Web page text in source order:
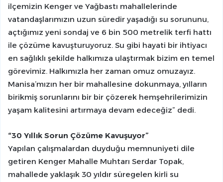
ilçemizin Kenger ve Yağbastı mahallelerinde
vatandaşlarımızın uzun süredir yaşadığı su sorununu,
açtığımız yeni sondaj ve 6 bin 500 metrelik terfi hattı
ile çözüme kavuşturuyoruz. Su gibi hayati bir ihtiyacı
en sağlıklı şekilde halkımıza ulaştırmak bizim en temel
görevimiz. Halkımızla her zaman omuz omuzayız.
Manisa’mızın her bir mahallesine dokunmaya, yılların
birikmiş sorunlarını bir bir çözerek hemşehrilerimizin
yaşam kalitesini artırmaya devam edeceğiz” dedi.
“30 Yıllık Sorun Çözüme Kavuşuyor”
Yapılan çalışmalardan duyduğu memnuniyeti dile
getiren Kenger Mahalle Muhtarı Serdar Topak,
mahallede yaklaşık 30 yıldır süregelen kirli su